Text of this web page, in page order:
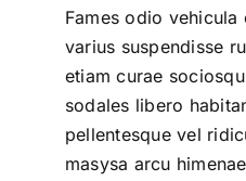
Fames odio vehicula
varius suspendisse
etiam curae
sodales libero
pellentesque vel
masysa arcu